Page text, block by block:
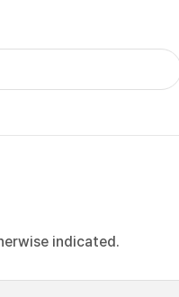
indicated.